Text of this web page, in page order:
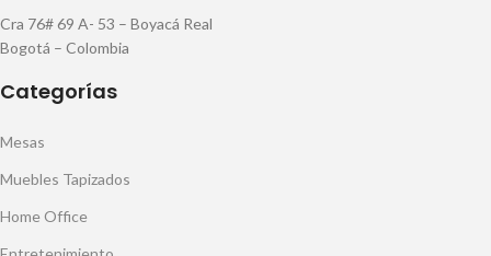
Cra 76# 69 A- 53 – Boyacá Real
Bogotá – Colombia
Categorías
Mesas
Muebles Tapizados
Home Office